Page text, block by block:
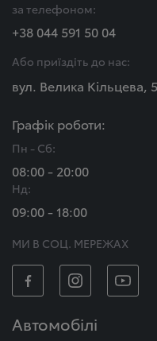
за телефоном:
+38 044 591 50 04
Або приїздіть до нас:
вул. Велика Кільцева,
Графік роботи:
Пн - Сб:
08:00 - 20:00
Нд:
09:00 - 18:00
МИ В СОЦ. МЕРЕЖАХ
Автомобілі